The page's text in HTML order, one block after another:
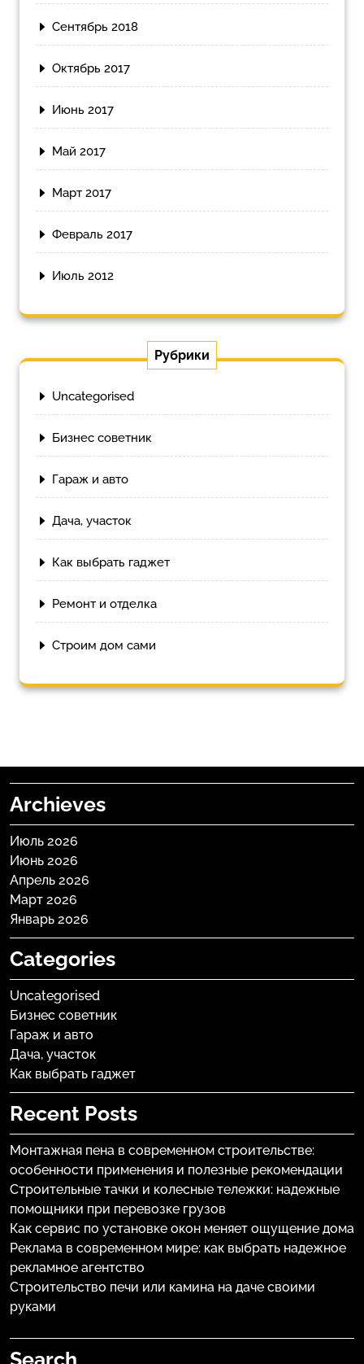
Сентябрь 2018
Октябрь 2017
Июнь 2017
Май 2017
Март 2017
Февраль 2017
Июль 2012
Рубрики
Uncategorised
Бизнес советник
Гараж и авто
Дача, участок
Как выбрать гаджет
Ремонт и отделка
Строим дом сами
Archieves
Июль 2026
Июнь 2026
Апрель 2026
Март 2026
Январь 2026
Categories
Uncategorised
Бизнес советник
Гараж и авто
Дача, участок
Как выбрать гаджет
Recent Posts
Монтажная пена в современном строительстве:
особенности применения и полезные рекомендации
Строительные тачки и колесные тележки: надежные
помощники при перевозке грузов
Как сервис по установке окон меняет ощущение дома
Реклама в современном мире: как выбрать надежное
рекламное агентство
Строительство печи или камина на даче своими
руками
Search